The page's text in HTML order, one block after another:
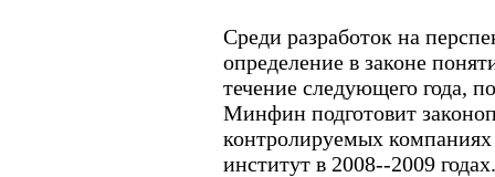
Среди разработок на
определение в законе
течение следующего года,
Минфин подготовит
контролируемых
институт в 2008--2009